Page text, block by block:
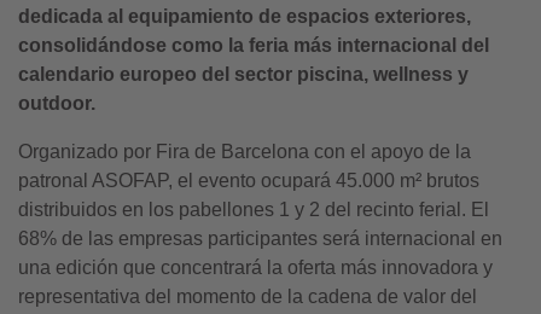
dedicada al equipamiento de espacios exteriores,
consolidándose como la feria más internacional del
calendario europeo del sector piscina, wellness y
outdoor.
Organizado por Fira de Barcelona con el apoyo de la
patronal ASOFAP, el evento ocupará 45.000 m² brutos
distribuidos en los pabellones 1 y 2 del recinto ferial. El
68% de las empresas participantes será internacional en
una edición que concentrará la oferta más innovadora y
representativa del momento de la cadena de valor del